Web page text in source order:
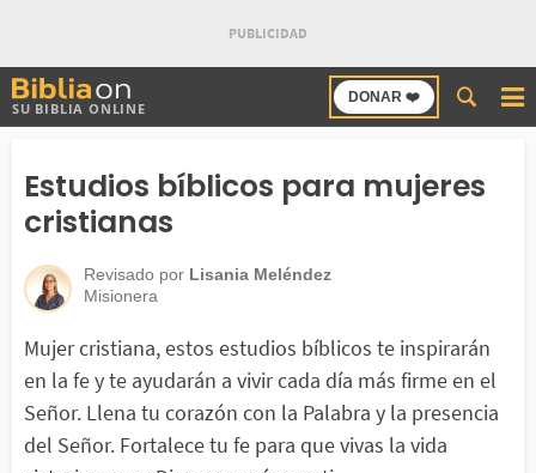
SU BIBLIA ONLINE
DONAR ❤️
Buscar
en
Estudios bíblicos para mujeres
cristianas
Revisado por Lisania Meléndez
Misionera
Mujer cristiana, estos estudios bíblicos te inspirarán
en la fe y te ayudarán a vivir cada día más firme en el
Señor. Llena tu corazón con la Palabra y la presencia
del Señor. Fortalece tu fe para que vivas la vida